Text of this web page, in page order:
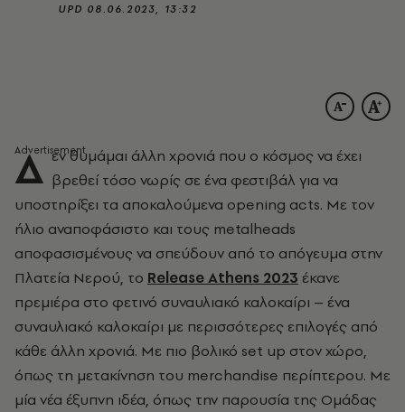
UPD 08.06.2023, 13:32
Δ εν θυμάμαι άλλη χρονιά που ο κόσμος να έχει
βρεθεί τόσο νωρίς σε ένα φεστιβάλ για να
υποστηρίξει τα αποκαλούμενα opening acts. Με τον
ήλιο αναποφάσιστο και τους metalheads
αποφασισμένους να σπεύδουν από το απόγευμα στην
Πλατεία Νερού, το ReleaseAthens 2023 έκανε
πρεμιέρα στο φετινό συναυλιακό καλοκαίρι – ένα
συναυλιακό καλοκαίρι με περισσότερες επιλογές από
κάθε άλλη χρονιά. Με πιο βολικό set up στον χώρο,
όπως τη μετακίνηση του merchandise περίπτερου. Με
μία νέα έξυπνη ιδέα, όπως την παρουσία της Ομάδας